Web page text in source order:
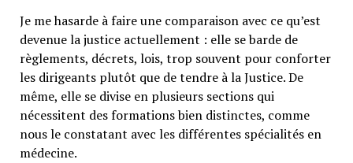
Je me hasarde à faire une comparaison avec ce qu’est
devenue la justice actuellement : elle se barde de
règlements, décrets, lois, trop souvent pour conforter
les dirigeants plutôt que de tendre à la Justice. De
même, elle se divise en plusieurs sections qui
nécessitent des formations bien distinctes, comme
nous le constatant avec les différentes spécialités en
médecine.